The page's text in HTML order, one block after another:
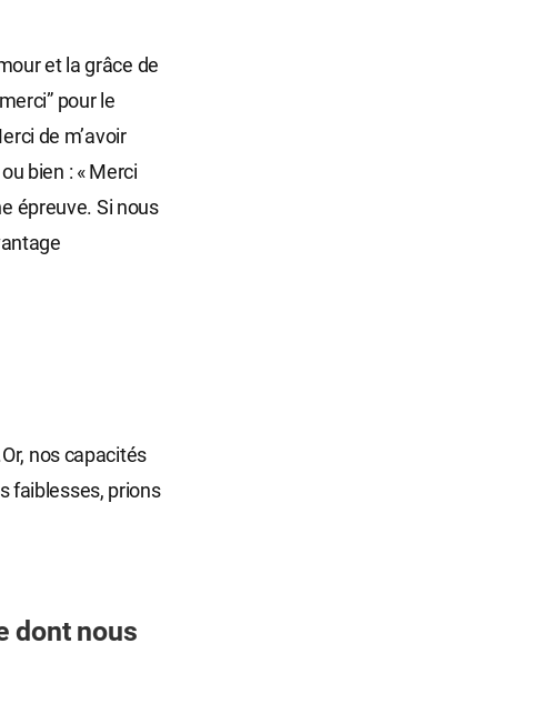
et la grâce de
pour le
de m’avoir
bien : « Merci
épreuve. Si nous
nos capacités
faiblesses, prions
dont nous